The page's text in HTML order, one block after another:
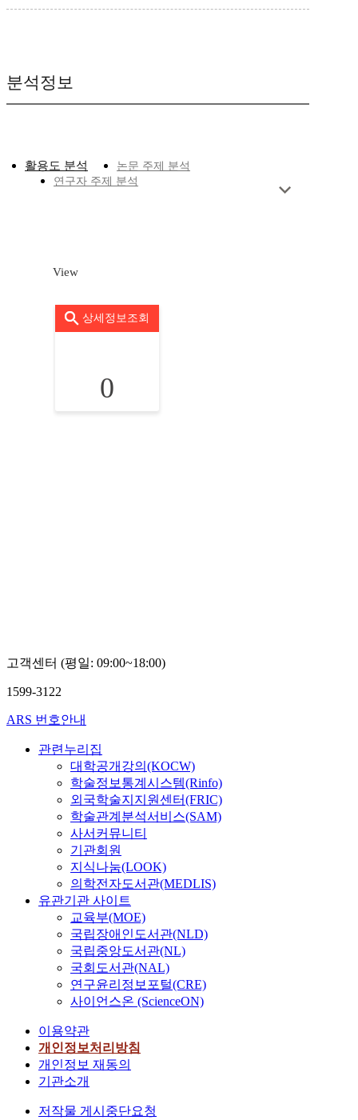
분석정보
활용도 분석
논문 주제 분석
연구자 주제 분석
View
상세정보조회
0
고객센터 (평일: 09:00~18:00)
1599-3122
ARS 번호안내
관련누리집
대학공개강의(KOCW)
학술정보통계시스템(Rinfo)
외국학술지지원센터(FRIC)
학술관계분석서비스(SAM)
사서커뮤니티
기관회원
지식나눔(LOOK)
의학전자도서관(MEDLIS)
유관기관 사이트
교육부(MOE)
국립장애인도서관(NLD)
국립중앙도서관(NL)
국회도서관(NAL)
연구윤리정보포털(CRE)
사이언스온 (ScienceON)
이용약관
개인정보처리방침
개인정보 재동의
기관소개
저작물 게시중단요청